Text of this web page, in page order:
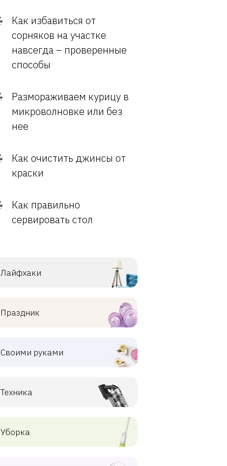
Как избавиться от
сорняков на участке
навсегда – проверенные
способы
Размораживаем курицу в
микроволновке или без
нее
Как очистить джинсы от
краски
Как правильно
сервировать стол
Лайфхаки
Праздник
Своими руками
Техника
Уборка